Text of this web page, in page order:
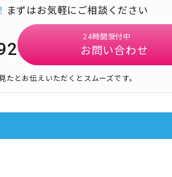
まずはお気軽にご相談ください
24時間受付中
お問い合わせ
とお伝えいただくとスムーズです。